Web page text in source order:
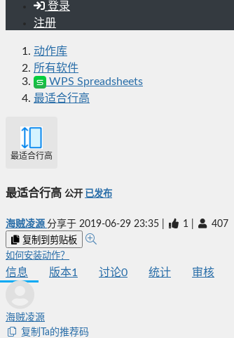
登录
注册
动作库
所有软件
WPS Spreadsheets
最适合行高
最适合行高
最适合行高 公开 已发布
海贼凌源 分享于 2019-06-29 23:35 1 407
复制到剪贴板
如何安装动作？
信息 版本1 讨论0 统计 审核
海贼凌源
复制Ta的推荐码